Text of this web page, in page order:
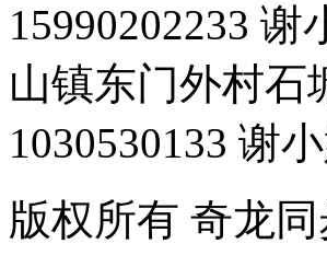
15990202233
山镇东门外村石
1030530133 谢
版权所有 奇龙